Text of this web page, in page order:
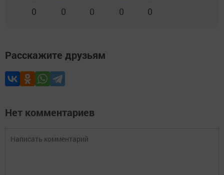
0 0 0 0 0
Расскажите друзьям
Нет комментариев